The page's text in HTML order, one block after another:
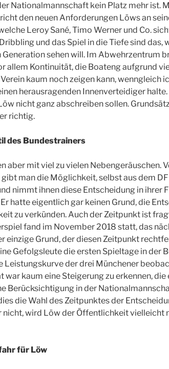
Nationalmannschaft kein Platz mehr ist.
den neuen Anforderungen Löws an
Leroy Sané, Timo Werner und Co.
und das Spiel in die Tiefe sind das,
Generation sehen will. Im Abwehrzentrum
allem Kontinuität, die Boateng aufgrund
kaum noch zeigen kann, wenngleich
herausragenden Innenverteidiger halte.
nicht ganz abschreiben sollen.
richtig.
des Bundestrainers
aber mit viel zu vielen Nebengeräuschen.
man die Möglichkeit, selbst aus dem
nimmt ihnen diese Entscheidung in ihrer
hatte eigentlich gar keinen Grund, die
zu verkünden. Auch der Zeitpunkt ist
fand im November 2018 statt, das
einzige Grund, der diesen Zeitpunkt
Gefolgsleute die ersten Spieltage in der
Leistungskurve der drei Münchener
war kaum eine Steigerung zu erkennen, die
Berücksichtigung in der
die Wahl des Zeitpunktes der
nicht, wird Löw der Öffentlichkeit vielleicht
für Löw